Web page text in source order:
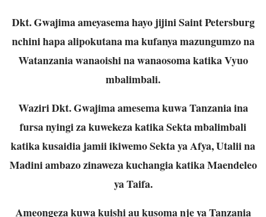
Dkt. Gwajima ameyasema hayo jijini Saint Petersburg
nchini hapa alipokutana ma kufanya mazungumzo na
Watanzania wanaoishi na wanaosoma katika Vyuo
mbalimbali.
Waziri Dkt. Gwajima amesema kuwa Tanzania ina
fursa nyingi za kuwekeza katika Sekta mbalimbali
katika kusaidia jamii ikiwemo Sekta ya Afya, Utalii na
Madini ambazo zinaweza kuchangia katika Maendeleo
ya Taifa.
Ameongeza kuwa kuishi au kusoma nje ya Tanzania